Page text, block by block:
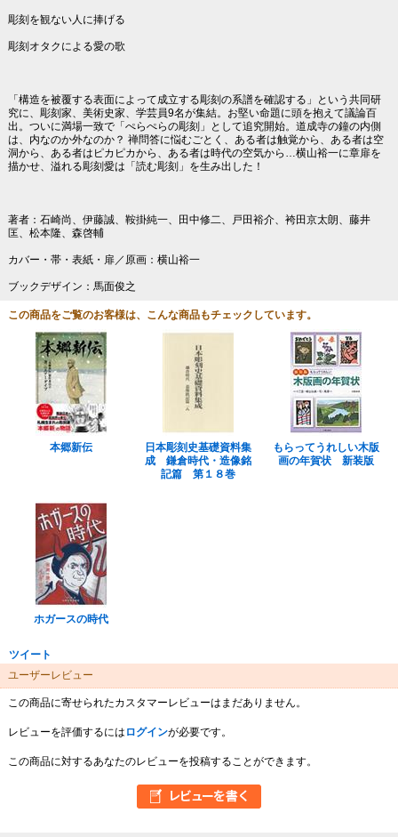
彫刻を観ない人に捧げる
彫刻オタクによる愛の歌
「構造を被覆する表面によって成立する彫刻の系譜を確認する」という共同研
究に、彫刻家、美術史家、学芸員9名が集結。お堅い命題に頭を抱えて議論百
出。ついに満場一致で「ぺらぺらの彫刻」として追究開始。道成寺の鐘の内側
は、内なのか外なのか？ 禅問答に悩むごとく、ある者は触覚から、ある者は空
洞から、ある者はピカピカから、ある者は時代の空気から…横山裕一に章扉を
描かせ、溢れる彫刻愛は「読む彫刻」を生み出した！
著者：石崎尚、伊藤誠、鞍掛純一、田中修二、戸田裕介、袴田京太朗、藤井
匡、松本隆、森啓輔
カバー・帯・表紙・扉／原画：横山裕一
ブックデザイン：馬面俊之
この商品をご覧のお客様は、こんな商品もチェックしています。
本郷新伝
日本彫刻史基礎資料集
成 鎌倉時代・造像銘
記篇 第１８巻
もらってうれしい木版
画の年賀状 新装版
ホガースの時代
ツイート
ユーザーレビュー
この商品に寄せられたカスタマーレビューはまだありません。
レビューを評価するには ログインが必要です。
この商品に対するあなたのレビューを投稿することができます。